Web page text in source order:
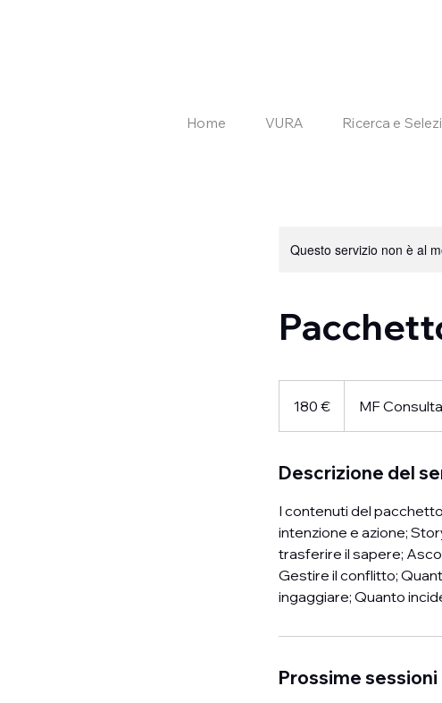
Home VURA Ricerca e
Questo servizio non è al
180 € MF
Descrizione del
I contenuti del
intenzione e azione;
trasferire il sapere;
Gestire il conflitto;
ingaggiare; Quanto
Prossime sessioni